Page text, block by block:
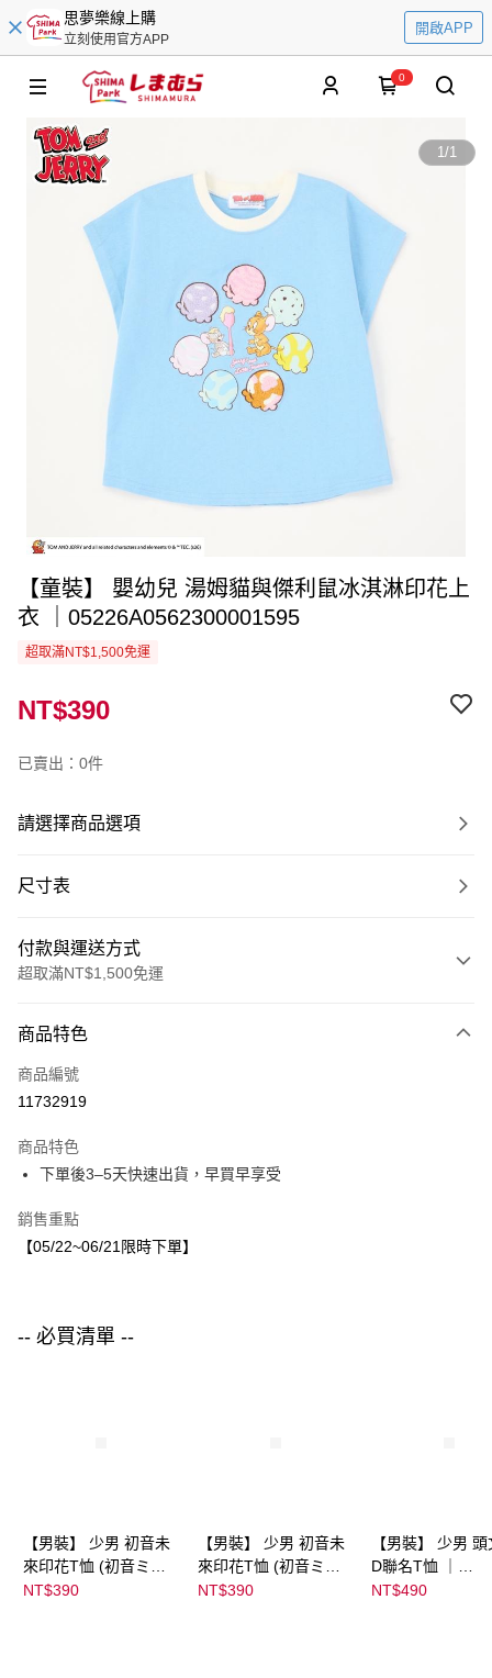
思夢樂線上購
立刻使用官方APP
開啟APP
0
1/1
【童裝】 嬰幼兒 湯姆貓與傑利鼠冰淇淋印花上
衣 ｜05226A0562300001595
超取滿NT$1,500免運
NT$390
已賣出：0件
請選擇商品選項
尺寸表
付款與運送方式
超取滿NT$1,500免運
信用卡一次付款
LINE Pay
街口支付
悠遊付
每筆NT$80，滿NT$1,500(含以上)免運費
商品特色
商品編號
11732919
商品特色
下單後3–5天快速出貨，早買早享受
銷售重點
【05/22~06/21限時下單】
-- 必買清單 --
【男裝】 少男 初音未
來印花T恤 (初音ミク)
｜
NT$390
【男裝】 少男 初音未
來印花T恤 (初音ミク)
｜
NT$390
【男裝】 少男
D聯名T恤 ｜
NT$490